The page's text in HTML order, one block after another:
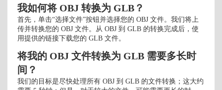
我如何将 OBJ 转换为 GLB？
首先，单击“选择文件”按钮并选择您的 OBJ 文件。我们将上
传并转换您的 OBJ 文件。从 OBJ 到 GLB 的转换完成后，使
用提供的链接下载您的 GLB 文件。
将我的 OBJ 文件转换为 GLB 需要多长时
间？
我们的目标是尽快处理所有 OBJ 到 GLB 的文件转换；这大约